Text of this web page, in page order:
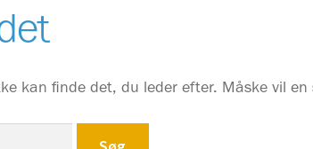
kan finde det, du leder efter. Måske vil